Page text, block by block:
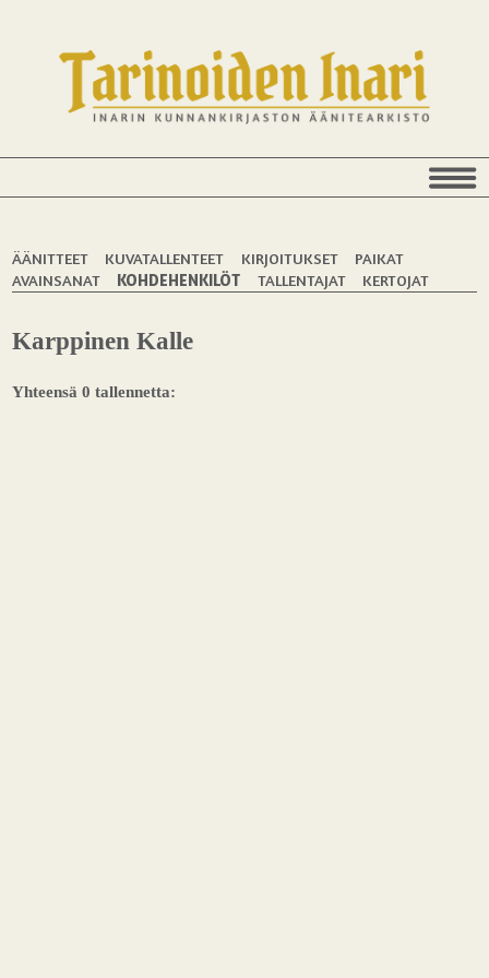
ÄÄNITTEET KUVATALLENTEET KIRJOITUKSET
PAIKAT
AVAINSANAT
KOHDEHENKILÖT TALLENTAJAT KERTOJAT
Karppinen Kalle
Yhteensä 0 tallennetta: